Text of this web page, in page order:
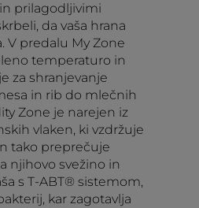
prilagodljivimi
da vaša hrana
V predalu My Zone
temperaturo in
za shranjevanje
in rib do mlečnih
Zone je narejen iz
vlaken, ki vzdržuje
tako preprečuje
njihovo svežino in
s T-ABT® sistemom,
kar zagotavlja